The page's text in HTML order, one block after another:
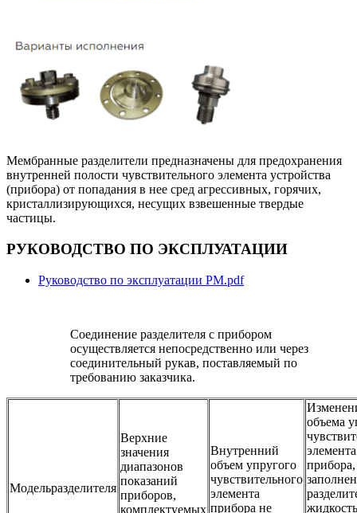
Мембранные разделители предназначены для предохранения
внутренней полости чувствительного элемента устройства
(прибора) от попадания в нее сред агрессивных, горячих,
кристаллизирующихся, несущих взвешенные твердые
частицы.
РУКОВОДСТВО ПО ЭКСПЛУАТАЦИИ
Руководство по эксплуатации РМ.pdf
Соединение разделителя с прибором
осуществляется непосредственно или через
соединительный рукав, поставляемый по
требованию заказчика.
Модельразделителя
Верхние
значения
диапазонов
показаний
приборов,
комплектуемых
Внутренний
объем упругого
чувствительного
элемента
прибора не
объема
элемента
прибора,